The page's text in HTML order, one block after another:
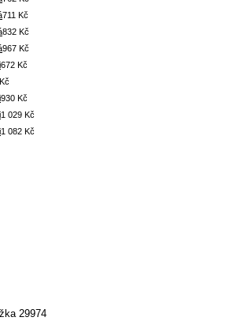
711 Kč
832 Kč
967 Kč
672 Kč
930 Kč
1 029 Kč
1 082 Kč
29974